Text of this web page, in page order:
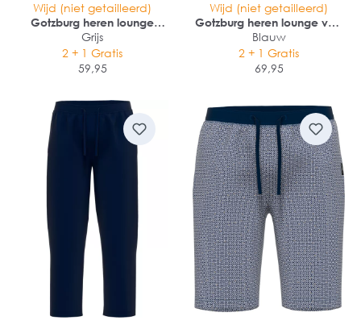
Wijd (niet getailleerd)
Gotzburg heren lounge
broek (middeldik)
Grijs
2 + 1 Gratis
59,95
Wijd (niet getailleerd)
Gotzburg heren lounge vest
(middeldik)
Blauw
2 + 1 Gratis
69,95